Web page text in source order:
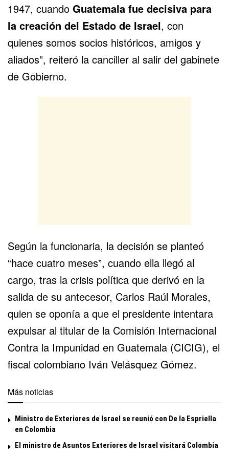
1947, cuando Guatemala fue decisiva para
la creación del Estado de Israel, con
quienes somos socios históricos, amigos y
aliados”, reiteró la canciller al salir del gabinete
de Gobierno.
Según la funcionaria, la decisión se planteó
“hace cuatro meses”, cuando ella llegó al
cargo, tras la crisis política que derivó en la
salida de su antecesor, Carlos Raúl Morales,
quien se oponía a que el presidente intentara
expulsar al titular de la Comisión Internacional
Contra la Impunidad en Guatemala (CICIG), el
fiscal colombiano Iván Velásquez Gómez.
Más noticias
Ministro de Exteriores de Israel se reunió con De la Espriella
en Colombia
El ministro de Asuntos Exteriores de Israel visitará Colombia